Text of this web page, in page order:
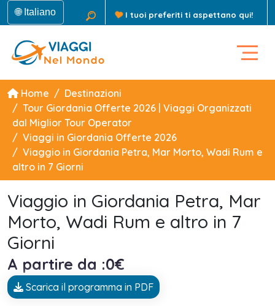
🌐 Italiano I tuoi preferiti ti aspettano qui!
Home
Destinazioni
Tour Giordania Offerte 2026 | Viaggi Organizzati
dal Miglior Tour Operator
Viaggi in Giordania Offerte 2026
Viaggio in Giordania Petra, Mar Morto, Wadi Rum e
altro in 7 Giorni
Viaggio in Giordania Petra, Mar
Morto, Wadi Rum e altro in 7
Giorni
A partire da :0€
Scarica il programma in PDF